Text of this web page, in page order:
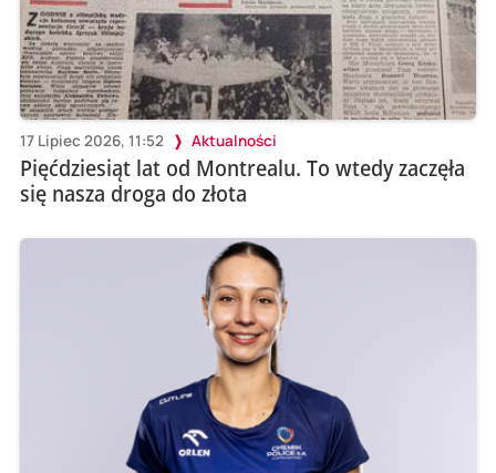
17 Lipiec 2026, 11:52 Aktualności
Pięćdziesiąt lat od Montrealu. To wtedy zaczęła
się nasza droga do złota